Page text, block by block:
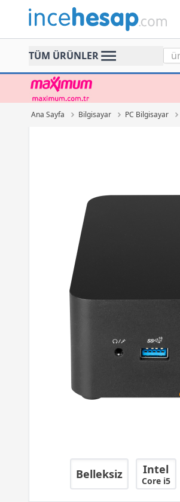
Incehesap
TÜM ÜRÜNLER
Ana Sayfa Bilgisayar PC Bilgisayar
Belleksiz Intel
Core i5